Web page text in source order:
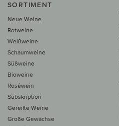
SORTIMENT
Neue Weine
Rotweine
Weißweine
Schaumweine
Süßweine
Bioweine
Roséwein
Subskription
Gereifte Weine
Große Gewächse